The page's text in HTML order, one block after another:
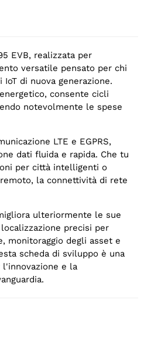
EVB, realizzata per
versatile pensato per chi
di nuova generazione.
consente cicli
notevolmente le spese
LTE e EGPRS,
dati fluida e rapida. Che tu
per città intelligenti o
la connettività di rete
ulteriormente le sue
precisi per
monitoraggio degli asset e
scheda di sviluppo è una
l'innovazione e la